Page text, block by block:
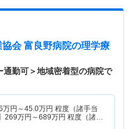
会 富良野病院の理学療
通勤可＞地域密着型の病院で
万円～45.0万円 程度（諸手当
269万円～689万円 程度（諸手